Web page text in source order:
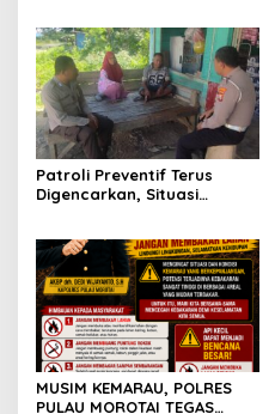
Lintas Negara
Patroli Preventif Terus
Digencarkan, Situasi
Kondusif
MUSIM KEMARAU, POLRES
PULAU MOROTAI TEGAS